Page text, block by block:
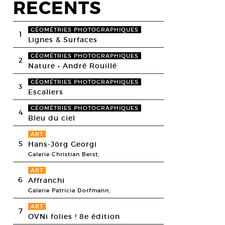
RECENTS
1 GÉOMÉTRIES PHOTOGRAPHIQUES
Lignes & Surfaces
2 GÉOMÉTRIES PHOTOGRAPHIQUES
Nature • André Rouillé
3 GÉOMÉTRIES PHOTOGRAPHIQUES
Escaliers
4 GÉOMÉTRIES PHOTOGRAPHIQUES
Bleu du ciel
5
ART
Hans-Jörg Georgi
Galerie Christian Berst,
6
ART
Affranchi
Galerie Patricia Dorfmann,
7 ART
OVNi folies ! 8e édition